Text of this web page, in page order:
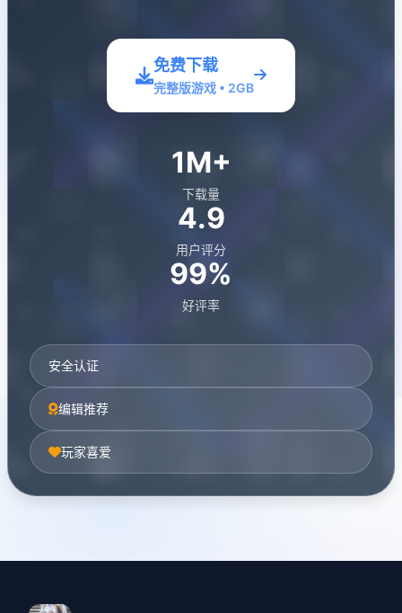
免费下载
完整版游戏 • 2GB
1M+
下载量
4.9
用户评分
99%
好评率
安全认证
编辑推荐
玩家喜爱